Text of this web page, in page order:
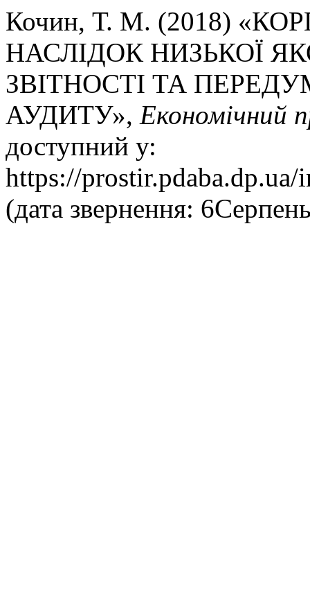
Кочин, Т. М. (2018)
НАСЛІДОК НИЗЬКОЇ
ЗВІТНОСТІ ТА
АУДИТУ», Економічний
доступний у:
https://
(дата звернення: